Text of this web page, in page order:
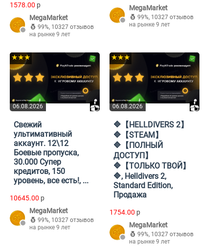
1578.00 p
MegaMarket
99%, 10327 отзывов
на рынке 9 лет
MegaMarket
99%, 10327 отзывов
на рынке 9 лет
06.08.2026
★★★
Свежий
ультимативный
аккаунт. 12\12
Боевые пропуска,
30.000 Супер
кредитов, 150
уровень, все есть!, ...
10645.00 p
MegaMarket
99%, 10327 отзывов
на рынке 9 лет
06.08.2026
★★★
🔷【HELLDIVERS 2】
🔷【STEAM】
🔷【ПОЛНЫЙ
ДОСТУП】
🔷【ТОЛЬКО ТВОЙ】
🔷, Helldivers 2,
Standard Edition,
Продажа
1754.00 p
MegaMarket
99%, 10327 отзывов
на рынке 9 лет